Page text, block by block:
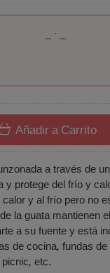
Añadir a Carrito
a través de
y protege del frío y
y al frío pero no
la guata mantienen
a su fuente y está
de cocina, fundas
etc.